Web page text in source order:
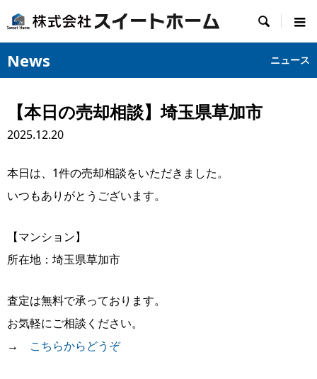

News ニュース
【本日の売却相談】埼玉県草加市
2025.12.20
本日は、1件の売却相談をいただきました。
いつもありがとうございます。
【マンション】
所在地：埼玉県草加市
査定は無料で承っております。
お気軽にご相談ください。
→ こちらからどうぞ